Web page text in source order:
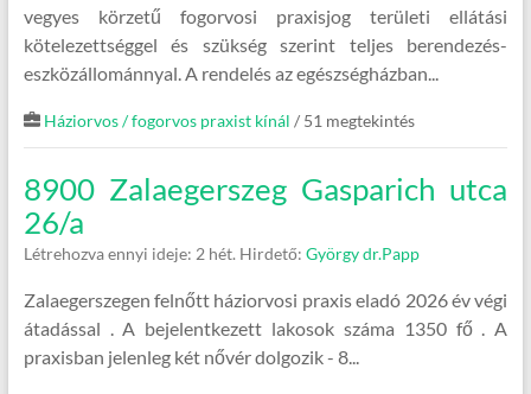
vegyes körzetű fogorvosi praxisjog területi ellátási
kötelezettséggel és szükség szerint teljes berendezés-
eszközállománnyal. A rendelés az egészségházban...
Háziorvos / fogorvos praxist kínál / 51 megtekintés
8900 Zalaegerszeg Gasparich utca
26/a
Létrehozva ennyi ideje: 2 hét. Hirdető: György dr.Papp
Zalaegerszegen felnőtt háziorvosi praxis eladó 2026 év végi
átadással . A bejelentkezett lakosok száma 1350 fő . A
praxisban jelenleg két nővér dolgozik - 8...